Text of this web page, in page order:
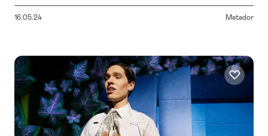
16.05.24 Matador